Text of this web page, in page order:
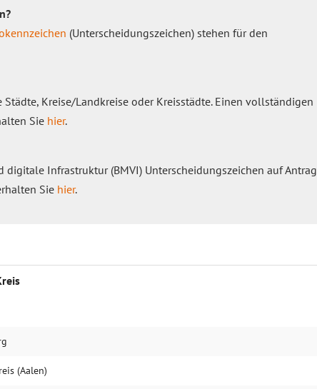
(Unterscheidungszeichen) stehen für den
Kreise/Landkreise oder Kreisstädte. Einen vollständigen
Sie hier.
Infrastruktur (BMVI) Unterscheidungszeichen auf Antrag
Sie hier.
(Aalen)